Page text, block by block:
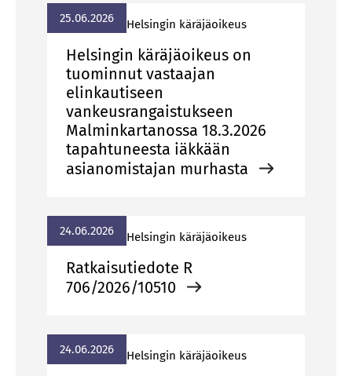
25.06.2026 Hel­sin­gin kä­rä­jä­oi­keus
Helsingin käräjäoikeus on
tuominnut vastaajan
elinkautiseen
vankeusrangaistukseen
Malminkartanossa 18.3.2026
tapahtuneesta iäkkään
asianomistajan murhasta
24.06.2026 Hel­sin­gin kä­rä­jä­oi­keus
Ratkaisutiedote R
706/2026/10510
24.06.2026 Hel­sin­gin kä­rä­jä­oi­keus